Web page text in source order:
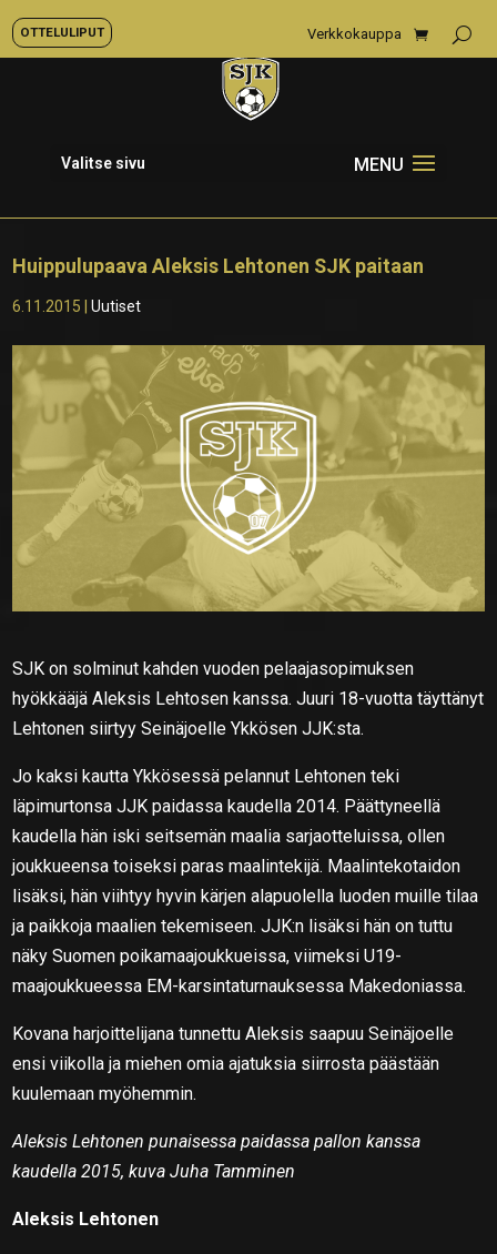
OTTELULIPUT Verkkokauppa
Valitse sivu
Huippulupaava Aleksis Lehtonen SJK paitaan
6.11.2015 |Uutiset
SJK on solminut kahden vuoden pelaajasopimuksen
hyökkääjä Aleksis Lehtosen kanssa. Juuri 18-vuotta täyttänyt
Lehtonen siirtyy Seinäjoelle Ykkösen JJK:sta.
Jo kaksi kautta Ykkösessä pelannut Lehtonen teki
läpimurtonsa JJK paidassa kaudella 2014. Päättyneellä
kaudella hän iski seitsemän maalia sarjaotteluissa, ollen
joukkueensa toiseksi paras maalintekijä. Maalintekotaidon
lisäksi, hän viihtyy hyvin kärjen alapuolella luoden muille tilaa
ja paikkoja maalien tekemiseen. JJK:n lisäksi hän on tuttu
näky Suomen poikamaajoukkueissa, viimeksi U19-
maajoukkueessa EM-karsintaturnauksessa Makedoniassa.
Kovana harjoittelijana tunnettu Aleksis saapuu Seinäjoelle
ensi viikolla ja miehen omia ajatuksia siirrosta päästään
kuulemaan myöhemmin.
Aleksis Lehtonen punaisessa paidassa pallon kanssa
kaudella 2015, kuva Juha Tamminen
Aleksis Lehtonen